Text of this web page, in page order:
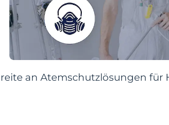
an Atemschutzlösungen für